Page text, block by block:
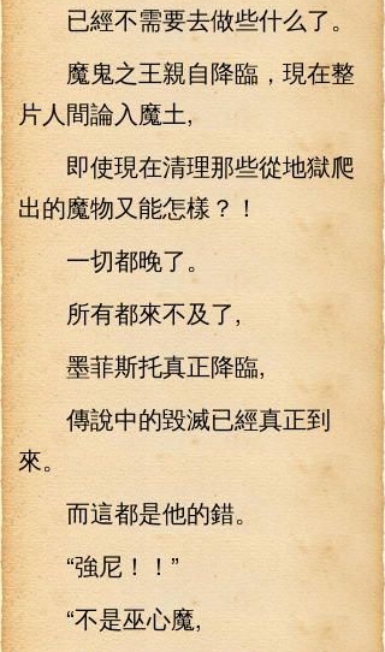
已經不需要去做些什么了。
魔鬼之王親自降臨，現在整
片人間論入魔土,
即使現在清理那些從地獄爬
出的魔物又能怎樣？！
一切都晚了。
所有都來不及了,
墨菲斯托真正降臨,
傳說中的毀滅已經真正到
來。
而這都是他的錯。
“強尼！！”
“不是巫心魔,